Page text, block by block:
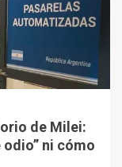
de Milei:
odio” ni cómo